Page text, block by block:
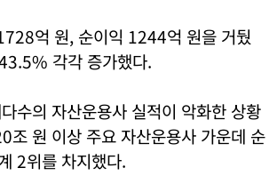
억 원, 순이익 1244억 원을 거뒀
각각 증가했다.
수의 자산운용사 실적이 악화한 상황
조 원 이상 주요 자산운용사 가운데 순
2위를 차지했다.